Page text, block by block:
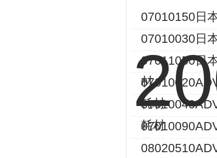
07010150日
07010030日
07011050日
材
耗材
耗材